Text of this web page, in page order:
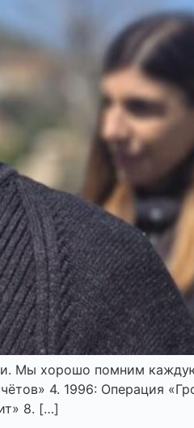
Мы хорошо помним
4.⁠ ⁠1996: Операция
8.⁠ […]